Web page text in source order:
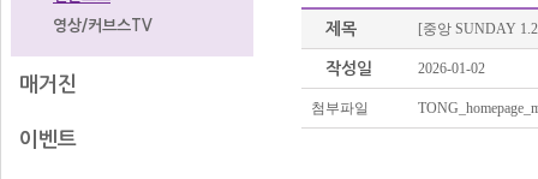
영상/커브스TV
매거진
이벤트
제목 [중앙 SUNDAY
작성일 2026-01-02
첨부파일